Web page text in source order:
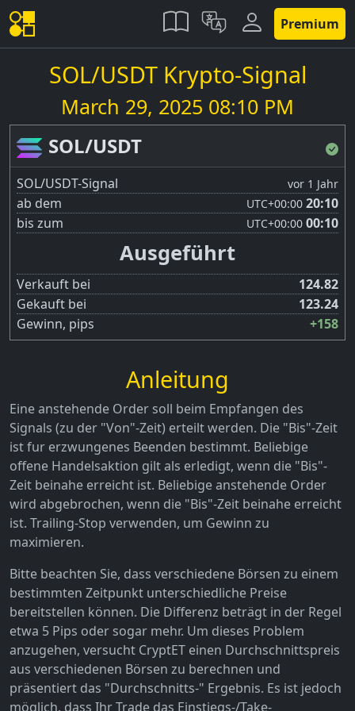
Premium
SOL/USDT Krypto-Signal
March 29, 2025 08:10 PM
SOL/USDT
SOL/USDT-Signal vor 1 Jahr
ab dem UTC+00:00 20:10
bis zum
UTC+00:00 00:10
Ausgeführt
Verkauft bei
124.82
Gekauft bei
123.24
Gewinn, pips
+158
Anleitung
Eine anstehende Order soll beim Empfangen des
Signals (zu der "Von"-Zeit) erteilt werden. Die "Bis"-Zeit
ist fur erzwungenes Beenden bestimmt. Beliebige
offene Handelsaktion gilt als erledigt, wenn die "Bis"-
Zeit beinahe erreicht ist. Beliebige anstehende Order
wird abgebrochen, wenn die "Bis"-Zeit beinahe erreicht
ist. Trailing-Stop verwenden, um Gewinn zu
maximieren.
Bitte beachten Sie, dass verschiedene Börsen zu einem
bestimmten Zeitpunkt unterschiedliche Preise
bereitstellen können. Die Differenz beträgt in der Regel
etwa 5 Pips oder sogar mehr. Um dieses Problem
anzugehen, versucht CryptET einen Durchschnittspreis
aus verschiedenen Börsen zu berechnen und
präsentiert das "Durchschnitts-" Ergebnis. Es ist jedoch
möglich, dass Ihr Trade das Einstiegs-/Take-